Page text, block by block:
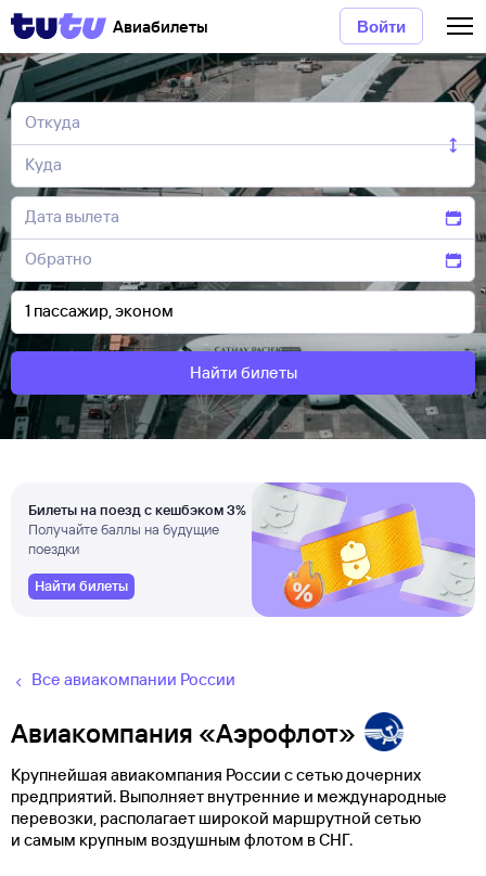
Авиабилеты Войти
Найти билеты
Билеты на поезд с кешбэком 3%
Получайте баллы на будущие
поездки
Найти билеты
Все авиакомпании России
Авиакомпания «Аэрофлот»
Крупнейшая авиакомпания России с сетью дочерних
предприятий. Выполняет внутренние и международные
перевозки, располагает широкой маршрутной сетью
и самым крупным воздушным флотом в СНГ.